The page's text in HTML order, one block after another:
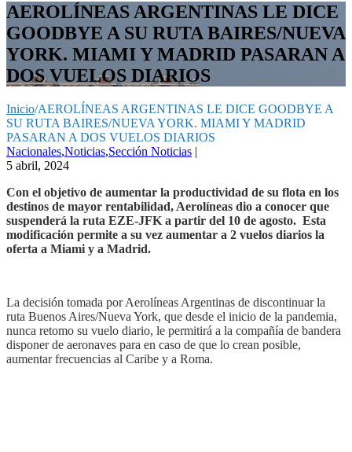
AEROLÍNEAS ARGENTINAS LE DICE
GOODBYE A SU RUTA BAIRES/NUEVA
YORK. MIAMI Y MADRID PASARAN A
DOS VUELOS DIARIOS
Inicio/AEROLÍNEAS ARGENTINAS LE DICE GOODBYE A
SU RUTA BAIRES/NUEVA YORK. MIAMI Y MADRID
PASARAN A DOS VUELOS DIARIOS
Nacionales,Noticias,Sección Noticias |
5 abril, 2024
Con el objetivo de aumentar la productividad de su flota en los
destinos de mayor rentabilidad, Aerolíneas dio a conocer que
suspenderá la ruta EZE-JFK a partir del 10 de agosto. Esta
modificación permite a su vez aumentar a 2 vuelos diarios la
oferta a Miami y a Madrid.
La decisión tomada por Aerolíneas Argentinas de discontinuar la
ruta Buenos Aires/Nueva York, que desde el inicio de la pandemia,
nunca retomo su vuelo diario, le permitirá a la compañía de bandera
disponer de aeronaves para en caso de que lo crean posible,
aumentar frecuencias al Caribe y a Roma.